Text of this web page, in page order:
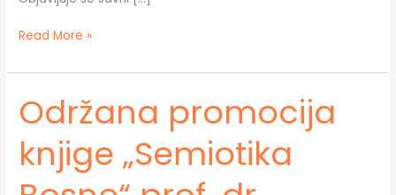
JAVNI
za
Književne
nagrade
Andrićevih
dana
Read More »
Održana promocija
knjige „Semiotika